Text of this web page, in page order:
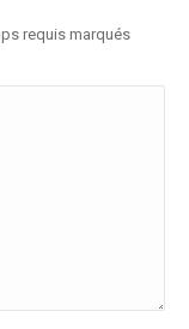
requis marqués